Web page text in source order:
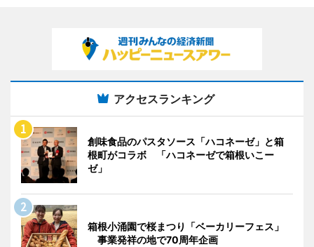
アクセスランキング
創味食品のパスタソース「ハコネーゼ」と箱
根町がコラボ 「ハコネーゼで箱根いこー
ゼ」
箱根小涌園で桜まつり「ベーカリーフェス」
事業発祥の地で70周年企画